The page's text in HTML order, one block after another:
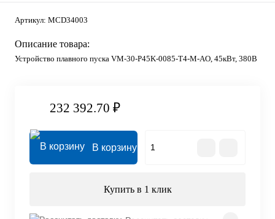
Артикул: MCD34003
Описание товара:
Устройство плавного пуска VM-30-P45K-0085-T4-M-AO, 45кВт, 380В
232 392.70 ₽
В корзину
Купить в 1 клик